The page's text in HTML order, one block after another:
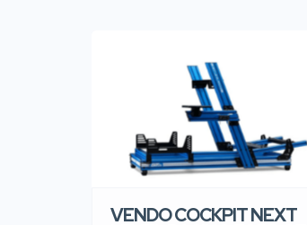
VENDO COCKPIT NEXT